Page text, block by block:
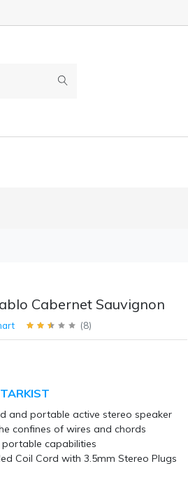
Cabernet Sauvignon
(8)
and portable active stereo speaker
confines of wires and chords
capabilities
Coil Cord with 3.5mm Stereo Plugs